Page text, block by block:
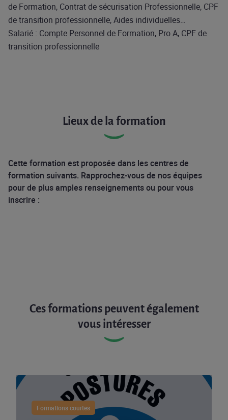
de Formation, Contrat de sécurisation Professionnelle, CPF
de transition professionnelle, Aides individuelles…
Salarié : Compte Personnel de Formation, Pro A, CPF de
transition professionnelle
Lieux de la formation
Cette formation est proposée dans les centres de
formation suivants. Rapprochez-vous de nos équipes
pour de plus amples renseignements ou pour vous
inscrire :
Ces formations peuvent également
vous intéresser
Formations courtes